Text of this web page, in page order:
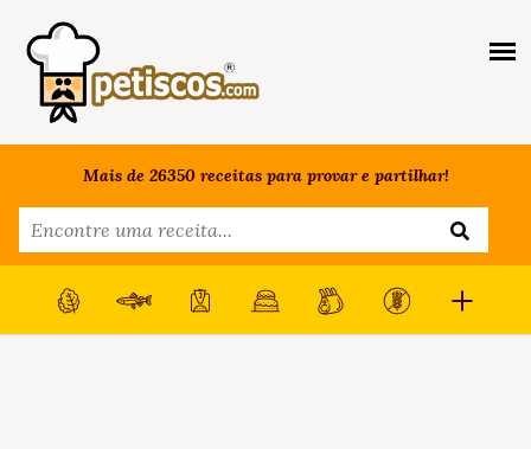
Mais de 26350 receitas para provar e partilhar!